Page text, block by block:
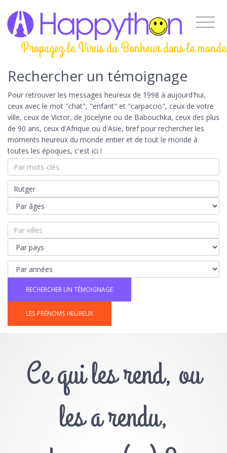
Propagez le Virus du Bonheur dans le monde
Rechercher un témoignage
Pour retrouver les messages heureux de 1998 à aujourd'hui,
ceux avec le mot "chat", "enfant" et "carpaccio", ceux de votre
ville, ceux de Victor, de Jocelyne ou de Babouchka, ceux des plus
de 90 ans, ceux d'Afrique ou d'Asie, bref pour rechercher les
moments heureux du monde entier et de tout le monde à
toutes les époques, c'est ici !
LES PRÉNOMS HEUREUX
Ce qui les rend, ou
les a rendu,